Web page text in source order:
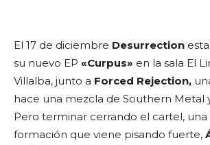
El 17 de diciembre Desurrection
su nuevo EP «Curpus» en la sala El
Villalba, junto a Forced Rejection,
hace una mezcla de Southern Metal
Pero terminar cerrando el cartel, una
formación que viene pisando fuerte,